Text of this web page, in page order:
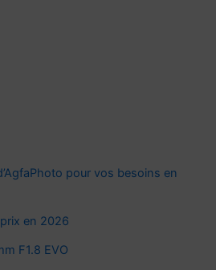
pour vos besoins en
en 2026
F1.8 EVO